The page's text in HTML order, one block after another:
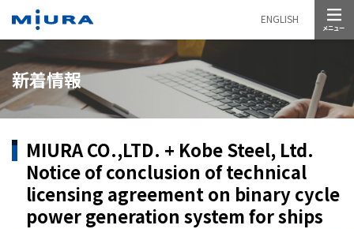
ENGLISH
新着情報
MIURA CO.,LTD. + Kobe Steel, Ltd.
Notice of conclusion of technical
licensing agreement on binary cycle
power generation system for ships